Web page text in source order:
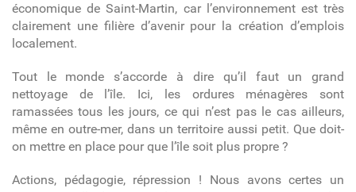
économique de Saint-Martin, car l’environnement est très
clairement une filière d’avenir pour la création d’emplois
localement.
Tout le monde s’accorde à dire qu’il faut un grand
nettoyage de l’île. Ici, les ordures ménagères sont
ramassées tous les jours, ce qui n’est pas le cas ailleurs,
même en outre-mer, dans un territoire aussi petit. Que doit-
on mettre en place pour que l’île soit plus propre ?
Actions, pédagogie, répression ! Nous avons certes un